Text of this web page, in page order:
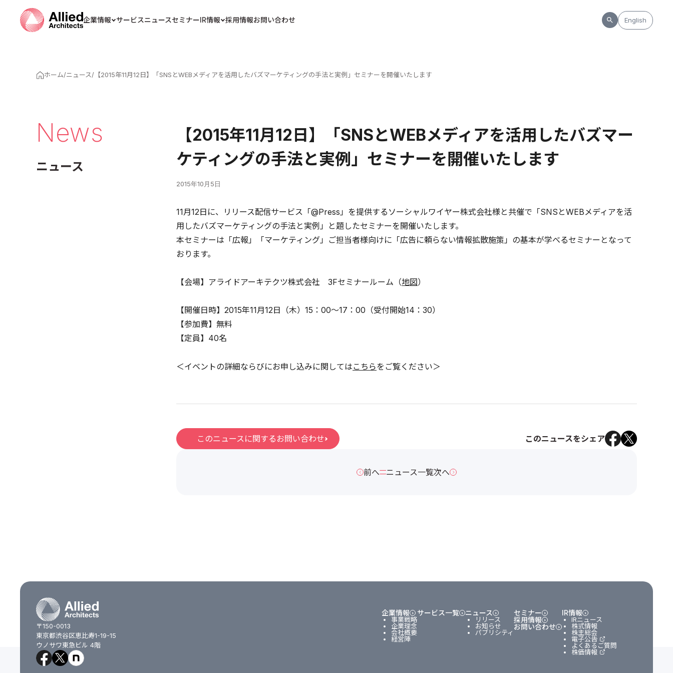
企業情報 サービスニュースセミナーIR情報 採用情報お問い合わせ English
ホーム/ニュース/ 【2015年11月12日】「SNSとWEBメディアを活用したバズマーケティングの手法と実例」セミナーを開催いたします
News
ニュース
【2015年11月12日】「SNSとWEBメディアを活用したバズマー
ケティングの手法と実例」セミナーを開催いたします
2015年10月5日
11月12日に、リリース配信サービス「@Press」を提供するソーシャルワイヤー株式会社様と共催で「SNSとWEBメディアを活
用したバズマーケティングの手法と実例」と題したセミナーを開催いたします。
本セミナーは「広報」「マーケティング」ご担当者様向けに「広告に頼らない情報拡散施策」の基本が学べるセミナーとなって
おります。
【会場】アライドアーキテクツ株式会社 3Fセミナールーム（地図）
【開催日時】2015年11月12日（木）15：00～17：00（受付開始14：30）
【参加費】無料
【定員】40名
＜イベントの詳細ならびにお申し込みに関しては こちらをご覧ください＞
このニュースに関するお問い合わせ このニュースをシェア
前へ ニュース一覧次へ
〒150-0013
東京都渋谷区恵比寿1-19-15
ウノサワ東急ビル 4階
企業情報
事業戦略
企業理念
会社概要
経営陣
サービス一覧 ニュース
リリース
お知らせ
パブリシティ
セミナー
採用情報
お問い合わせ
IR情報
IRニュース
株式情報
株主総会
電子公告
よくあるご質問
株価情報